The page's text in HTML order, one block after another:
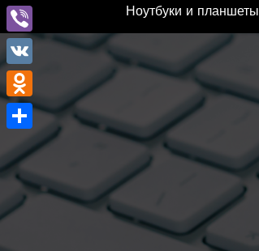
Ноутбуки и планшеты
WhatsApp
Viber
VK
Odnoklassniki
Отправить